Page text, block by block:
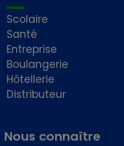
Scolaire
Santé
Entreprise
Boulangerie
Hôtellerie
Distributeur
Nous connaître